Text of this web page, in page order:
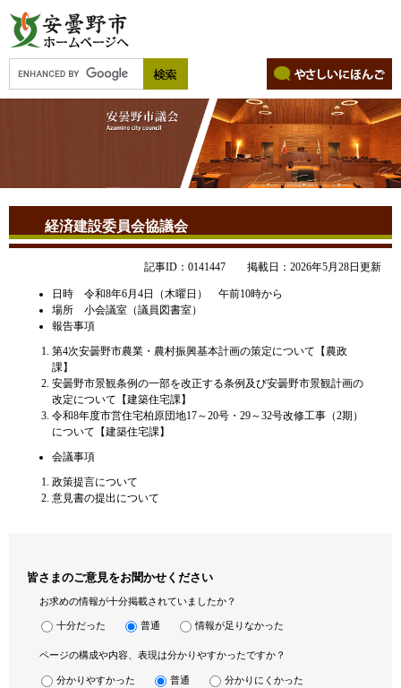
経済建設委員会協議会
記事ID：0141447 掲載日：2026年5月28日更新
日時 令和8年6月4日（木曜日） 午前10時から
場所 小会議室（議員図書室）
報告事項
​第4次安曇野市農業・農村振興基本計画の策定について【農政
課】
安曇野市景観条例の一部を改正する条例及び安曇野市景観計画の
改定について【建築住宅課】
令和8年度市営住宅柏原団地17～20号・29～32号改修工事（2期）
について【建築住宅課】
会議事項
政策提言について
意見書の提出について
皆さまのご意見をお聞かせください
お求めの情報が十分掲載されていましたか？
十分だった 普通 情報が足りなかった
ページの構成や内容、表現は分かりやすかったですか？
分かりやすかった 普通 分かりにくかった